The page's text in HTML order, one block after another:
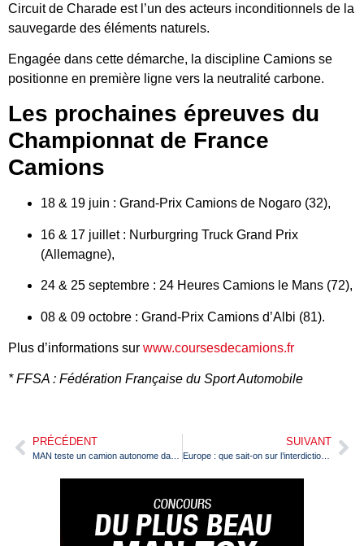
Circuit de Charade est l’un des acteurs inconditionnels de la
sauvegarde des éléments naturels.
Engagée dans cette démarche, la discipline Camions se
positionne en première ligne vers la neutralité carbone.
Les prochaines épreuves du
Championnat de France
Camions
18 & 19 juin : Grand-Prix Camions de Nogaro (32),
16 & 17 juillet : Nurburgring Truck Grand Prix
(Allemagne),
24 & 25 septembre : 24 Heures Camions le Mans (72),
08 & 09 octobre : Grand-Prix Camions d’Albi (81).
Plus d’informations sur www.coursesdecamions.fr
* FFSA : Fédération Française du Sport Automobile
PRÉCÉDENT SUIVANT
Europe : que sait-on sur l’interdiction des véhicules à moteur thermique ?